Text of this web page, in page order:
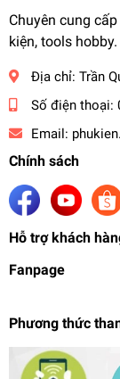
Chuyên cung
kiện, tools
Địa chỉ: Trần
Số điện thoại:
Email:
Chính sách
Hỗ trợ khách
Fanpage
Phương thức